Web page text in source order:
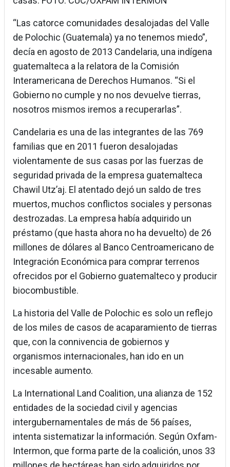
“Las catorce comunidades desalojadas del Valle
de Polochic (Guatemala) ya no tenemos miedo”,
decía en agosto de 2013 Candelaria, una indígena
guatemalteca a la relatora de la Comisión
Interamericana de Derechos Humanos. “Si el
Gobierno no cumple y no nos devuelve tierras,
nosotros mismos iremos a recuperarlas”.
Candelaria es una de las integrantes de las 769
familias que en 2011 fueron desalojadas
violentamente de sus casas por las fuerzas de
seguridad privada de la empresa guatemalteca
Chawil Utz’aj. El atentado dejó un saldo de tres
muertos, muchos conflictos sociales y personas
destrozadas. La empresa había adquirido un
préstamo (que hasta ahora no ha devuelto) de 26
millones de dólares al Banco Centroamericano de
Integración Económica para comprar terrenos
ofrecidos por el Gobierno guatemalteco y producir
biocombustible.
La historia del Valle de Polochic es solo un reflejo
de los miles de casos de acaparamiento de tierras
que, con la connivencia de gobiernos y
organismos internacionales, han ido en un
incesable aumento.
La International Land Coalition, una alianza de 152
entidades de la sociedad civil y agencias
intergubernamentales de más de 56 países,
intenta sistematizar la información. Según Oxfam-
Intermon, que forma parte de la coalición, unos 33